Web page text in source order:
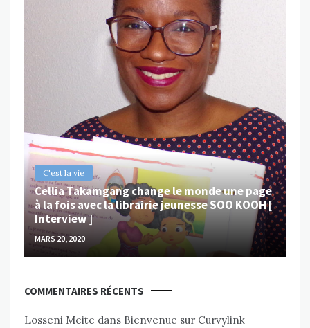
C'est la vie
Cellia Takamgang change le monde une page
à la fois avec la librairie jeunesse SOO KOOH [
Interview ]
MARS 20, 2020
COMMENTAIRES RÉCENTS
Losseni Meite dans Bienvenue sur Curvylink